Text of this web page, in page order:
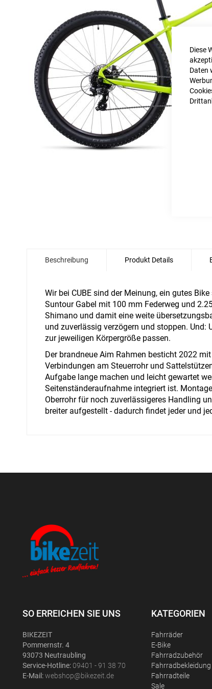
Diese
Daten
Beschreibung
Wir bei CUBE sind der Meinung, ein gutes
Suntour Gabel mit 100 mm Federweg und
Shimano und damit eine weite
und zuverlässig verzögern und stoppen.
zur jeweiligen Körpergröße passen.
Der brandneue Aim Rahmen besticht 2022
Verbindungen am Steuerrohr und
Aufgabe lange machen und leicht gewartet
Seitenständeraufnahme integriert ist.
Oberrohr für noch zuverlässigeres Handling
breiter aufgestellt - dadurch findet jeder und
Produkt Details
SO ERREICHEN SIE UNS
BIKEZEIT
Pommernstr. 4
93073 Neutraubling
Service-Hotline: 09401 - 91 38 70
E-Mail:webshop@bikezeit.de
KATEGORIEN
Fahrräder
E-Bike
Fahrradzubehör
Fahrradbekleidung
Fahrradteile
Sale